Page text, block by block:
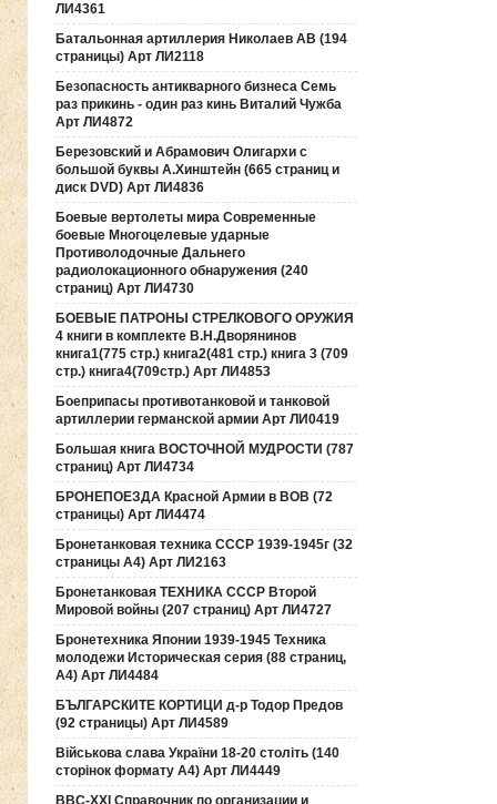
ЛИ4361
Батальонная артиллерия Николаев АВ (194
страницы) Арт ЛИ2118
Безопасность антикварного бизнеса Семь
раз прикинь - один раз кинь Виталий Чужба
Арт ЛИ4872
Березовский и Абрамович Олигархи с
большой буквы А.Хинштейн (665 страниц и
диск DVD) Арт ЛИ4836
Боевые вертолеты мира Современные
боевые Многоцелевые ударные
Противолодочные Дальнего
радиолокационного обнаружения (240
страниц) Арт ЛИ4730
БОЕВЫЕ ПАТРОНЫ СТРЕЛКОВОГО ОРУЖИЯ
4 книги в комплекте В.Н.Дворянинов
книга1(775 стр.) книга2(481 стр.) книга 3 (709
стр.) книга4(709стр.) Арт ЛИ4853
Боеприпасы противотанковой и танковой
артиллерии германской армии Арт ЛИ0419
Большая книга ВОСТОЧНОЙ МУДРОСТИ (787
страниц) Арт ЛИ4734
БРОНЕПОЕЗДА Красной Армии в ВОВ (72
страницы) Арт ЛИ4474
Бронетанковая техника СССР 1939-1945г (32
страницы А4) Арт ЛИ2163
Бронетанковая ТЕХНИКА СССР Второй
Мировой войны (207 страниц) Арт ЛИ4727
Бронетехника Японии 1939-1945 Техника
молодежи Историческая серия (88 страниц,
А4) Арт ЛИ4484
БЪЛГАРСКИТЕ КОРТИЦИ д-р Тодор Предов
(92 страницы) Арт ЛИ4589
Військова слава України 18-20 століть (140
сторінок формату А4) Арт ЛИ4449
ВВС-ХХI Справочник по организации и